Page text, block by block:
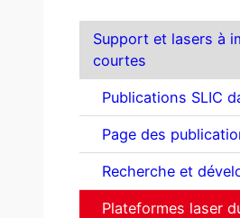
Support et lasers à
courtes
Publications SLIC
Page des
Recherche et
Plateformes laser